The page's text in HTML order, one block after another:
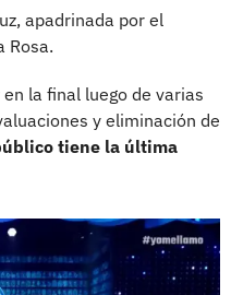
apadrinada por el
Rosa.
la final luego de varias
y eliminación de
tiene la última